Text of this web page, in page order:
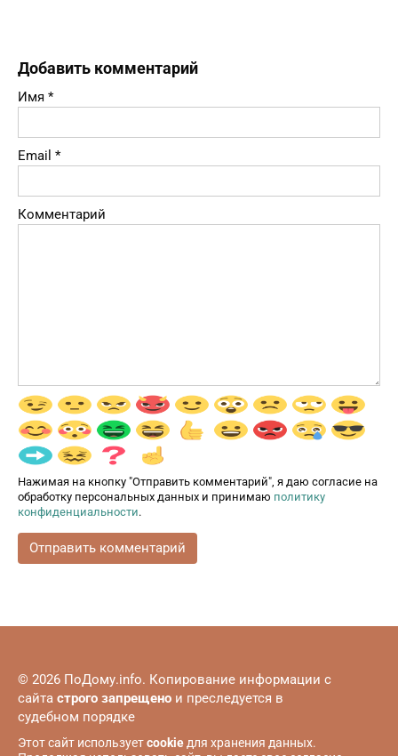
Добавить комментарий
Имя *
Email *
Комментарий
Нажимая на кнопку "Отправить комментарий", я даю согласие на
обработку персональных данных и принимаю политику
конфиденциальности.
© 2026 ПоДому.info. Копирование информации с
сайта строго запрещено и преследуется в
судебном порядке
Этот сайт используетcookieдля хранения данных.